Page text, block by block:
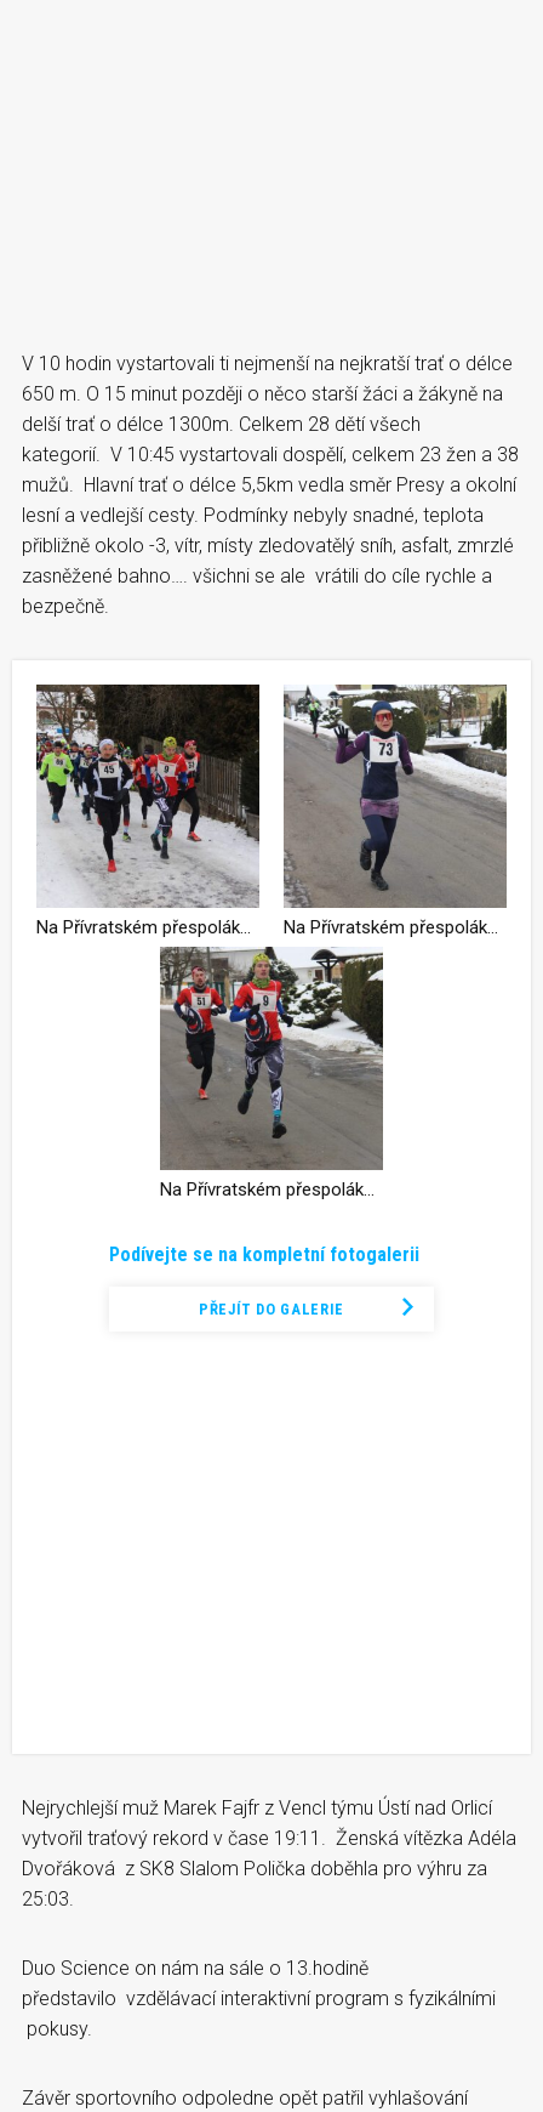
V 10 hodin vystartovali ti nejmenší na nejkratší trať o délce
650 m. O 15 minut později o něco starší žáci a žákyně na
delší trať o délce 1300m. Celkem 28 dětí všech
kategorií. V 10:45 vystartovali dospělí, celkem 23 žen a 38
mužů. Hlavní trať o délce 5,5km vedla směr Presy a okolní
lesní a vedlejší cesty. Podmínky nebyly snadné, teplota
přibližně okolo -3, vítr, místy zledovatělý sníh, asfalt, zmrzlé
zasněžené bahno…. všichni se ale vrátili do cíle rychle a
bezpečně.
Podívejte se na kompletní fotogalerii
PŘEJÍT DO GALERIE
Nejrychlejší muž Marek Fajfr z Vencl týmu Ústí nad Orlicí
vytvořil traťový rekord v čase 19:11. Ženská vítězka Adéla
Dvořáková z SK8 Slalom Polička doběhla pro výhru za
25:03.
Duo Science on nám na sále o 13.hodině
představilo vzdělávací interaktivní program s fyzikálními
pokusy.
Závěr sportovního odpoledne opět patřil vyhlašování